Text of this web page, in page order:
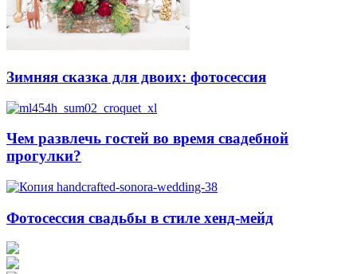
Зимняя сказка для двоих: фотосессия
Чем развлечь гостей во время свадебной
прогулки?
Фотосессия свадьбы в стиле хенд-мейд